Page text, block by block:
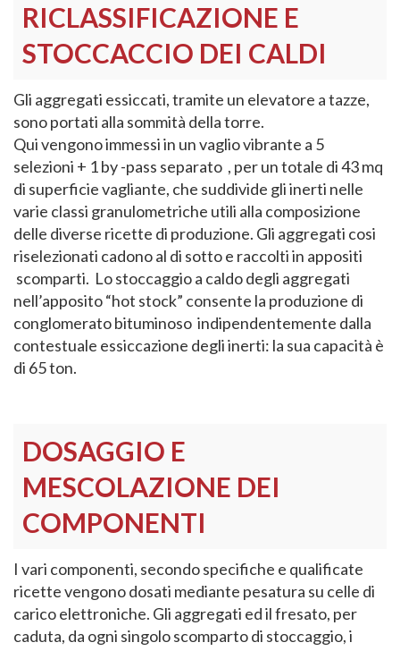
RICLASSIFICAZIONE E
STOCCACCIO DEI CALDI
Gli aggregati essiccati, tramite un elevatore a tazze,
sono portati alla sommità della torre.
Qui vengono immessi in un vaglio vibrante a 5
selezioni + 1 by -pass separato , per un totale di 43 mq
di superficie vagliante, che suddivide gli inerti nelle
varie classi granulometriche utili alla composizione
delle diverse ricette di produzione. Gli aggregati cosi
riselezionati cadono al di sotto e raccolti in appositi
scomparti. Lo stoccaggio a caldo degli aggregati
nell’apposito “hot stock” consente la produzione di
conglomerato bituminoso indipendentemente dalla
contestuale essiccazione degli inerti: la sua capacità è
di 65 ton.
DOSAGGIO E
MESCOLAZIONE DEI
COMPONENTI
I vari componenti, secondo specifiche e qualificate
ricette vengono dosati mediante pesatura su celle di
carico elettroniche. Gli aggregati ed il fresato, per
caduta, da ogni singolo scomparto di stoccaggio, i